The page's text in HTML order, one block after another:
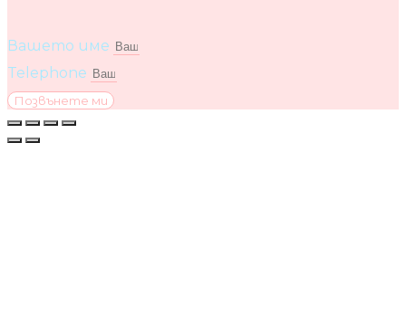
Вашето име
Telephone
Позвънете ми